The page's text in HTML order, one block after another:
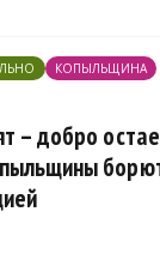
КОПЫЛЬЩИНА
– добро